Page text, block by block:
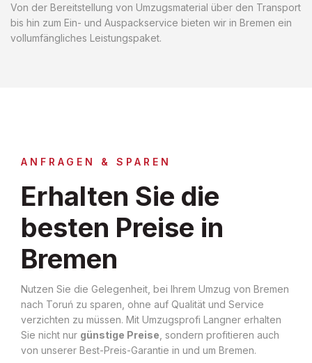
Von der Bereitstellung von Umzugsmaterial über den Transport
bis hin zum Ein- und Auspackservice bieten wir in Bremen ein
vollumfängliches Leistungspaket.
ANFRAGEN & SPAREN
Erhalten Sie die
besten Preise in
Bremen
Nutzen Sie die Gelegenheit, bei Ihrem Umzug von Bremen
nach Toruń zu sparen, ohne auf Qualität und Service
verzichten zu müssen. Mit Umzugsprofi Langner erhalten
Sie nicht nur günstige Preise , sondern profitieren auch
von unserer Best-Preis-Garantie in und um Bremen.